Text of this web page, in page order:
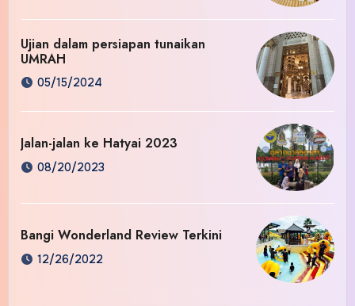
Ujian dalam persiapan tunaikan
UMRAH
05/15/2024
Jalan-jalan ke Hatyai 2023
08/20/2023
Bangi Wonderland Review Terkini
12/26/2022